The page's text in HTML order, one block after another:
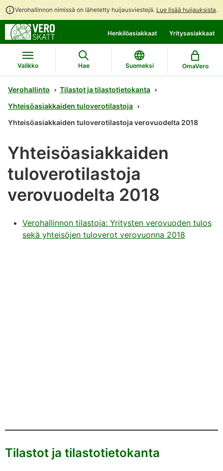
Verohallinnon nimissä on lähetetty huijausviestejä. Lue lisää huijauksista.
suoraan
sisältöön
koko
sivuston
hakuun
Henkilöasiakkaat Yritysasiakkaat
Valikko Hae Suomeksi OmaVero
Verohallinto
Tilastot ja tilastotietokanta
Yhteisöasiakkaiden tuloverotilastoja
Yhteisöasiakkaiden tuloverotilastoja verovuodelta 2018
Yhteisöasiakkaiden
tuloverotilastoja
verovuodelta 2018
Verohallinnon tilastoja: Yritysten verovuoden tulos
sekä yhteisöjen tuloverot verovuonna 2018
Tilastot ja tilastotietokanta